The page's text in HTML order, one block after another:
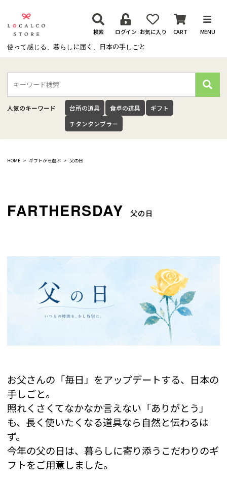
使って感じる、暮らしに届く、日本の手しごと
検索 ログイン お気に入り CART MENU
検
索
人気のキーワード 台所の道具 食卓の道具
ギフト
チタンタンブラー
HOME ギフトから選ぶ 父の日
父の日
お父さんの「毎日」をアップデートする、日本の
手しごと。
照れくさくてなかなか言えない「ありがとう」
も、長く使いたくなる道具なら自然と伝わるは
ず。
今年の父の日は、暮らしに寄り添うこだわりのギ
フトをご用意しました。